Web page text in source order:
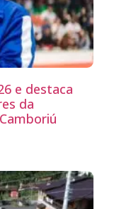
e destaca
da